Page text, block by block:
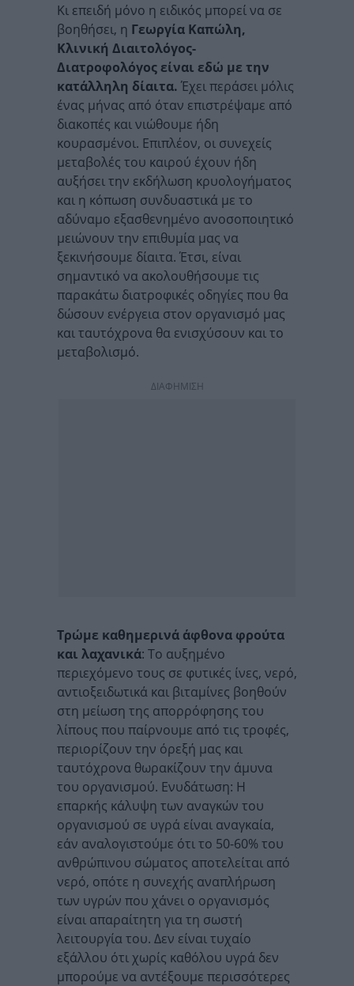
Κι επειδή μόνο η ειδικός μπορεί να σε
βοηθήσει, η Γεωργία Καπώλη,
Κλινική Διαιτολόγος-
Διατροφολόγος είναι εδώ με την
κατάλληλη δίαιτα. Έχει περάσει μόλις
ένας μήνας από όταν επιστρέψαμε από
διακοπές και νιώθουμε ήδη
κουρασμένοι. Επιπλέον, οι συνεχείς
μεταβολές του καιρού έχουν ήδη
αυξήσει την εκδήλωση κρυολογήματος
και η κόπωση συνδυαστικά με το
αδύναμο εξασθενημένο ανοσοποιητικό
μειώνουν την επιθυμία μας να
ξεκινήσουμε δίαιτα. Έτσι, είναι
σημαντικό να ακολουθήσουμε τις
παρακάτω διατροφικές οδηγίες που θα
δώσουν ενέργεια στον οργανισμό μας
και ταυτόχρονα θα ενισχύσουν και το
μεταβολισμό.
ΔΙΑΦΗΜΙΣΗ
Τρώμε καθημερινά άφθονα φρούτα
και λαχανικά: Το αυξημένο
περιεχόμενο τους σε φυτικές ίνες, νερό,
αντιοξειδωτικά και βιταμίνες βοηθούν
στη μείωση της απορρόφησης του
λίπους που παίρνουμε από τις τροφές,
περιορίζουν την όρεξή μας και
ταυτόχρονα θωρακίζουν την άμυνα
του οργανισμού. Ενυδάτωση: Η
επαρκής κάλυψη των αναγκών του
οργανισμού σε υγρά είναι αναγκαία,
εάν αναλογιστούμε ότι το 50-60% του
ανθρώπινου σώματος αποτελείται από
νερό, οπότε η συνεχής αναπλήρωση
των υγρών που χάνει ο οργανισμός
είναι απαραίτητη για τη σωστή
λειτουργία του. Δεν είναι τυχαίο
εξάλλου ότι χωρίς καθόλου υγρά δεν
μπορούμε να αντέξουμε περισσότερες